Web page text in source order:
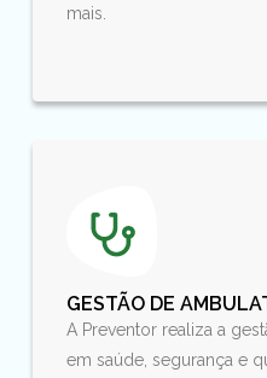
mais.
GESTÃO DE
A Preventor realiza a
em saúde, segurança e